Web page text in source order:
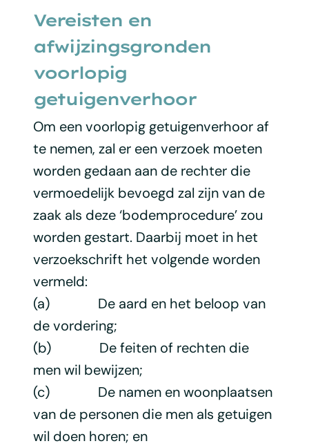
Vereisten en
afwijzingsgronden
voorlopig
getuigenverhoor
Om een voorlopig getuigenverhoor af
te nemen, zal er een verzoek moeten
worden gedaan aan de rechter die
vermoedelijk bevoegd zal zijn van de
zaak als deze ‘bodemprocedure’ zou
worden gestart. Daarbij moet in het
verzoekschrift het volgende worden
vermeld:
(a) De aard en het beloop van
de vordering;
(b) De feiten of rechten die
men wil bewijzen;
(c) De namen en woonplaatsen
van de personen die men als getuigen
wil doen horen; en